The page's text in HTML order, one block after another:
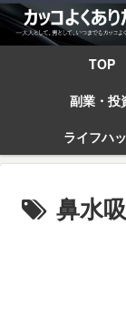
TOP
副業・投
ライフハ
鼻水